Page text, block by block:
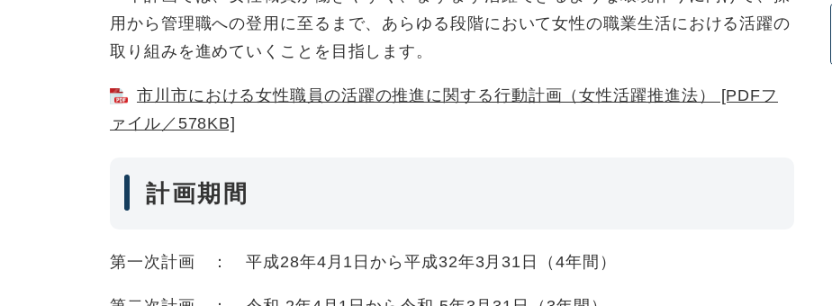
用から管理職への登用に至るまで、あらゆる段階において女性の職業生活における活躍の
取り組みを進めていくことを目指します。
市川市における女性職員の活躍の推進に関する行動計画（女性活躍推進法） [PDFフ
ァイル／578KB]
計画期間
第一次計画 ： 平成28年4月1日から平成32年3月31日（4年間）